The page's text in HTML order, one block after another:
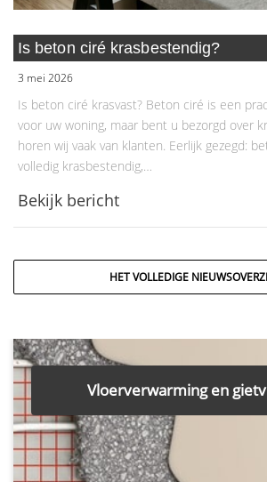
Is beton ciré krasbestendig?
3 mei 2026
Is beton ciré krasvast? Beton ciré is een
voor uw woning, maar bent u bezorgd over
horen wij vaak van klanten. Eerlijk gezegd:
volledig krasbestendig,…
Bekijk bericht
HET VOLLEDIGE
Vloerverwarming en